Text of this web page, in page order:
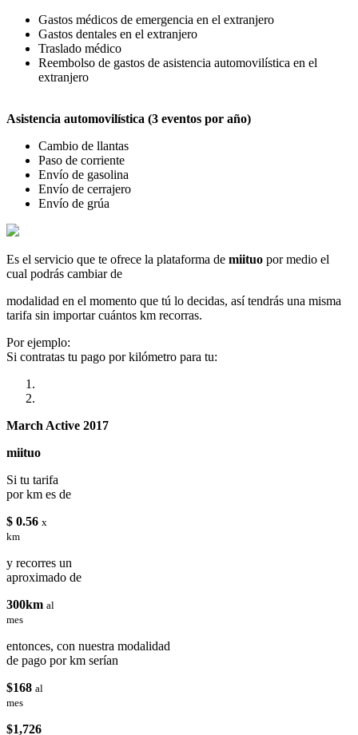
Gastos médicos de emergencia en el extranjero
Gastos dentales en el extranjero
Traslado médico
Reembolso de gastos de asistencia automovilística en el
extranjero
Asistencia automovilística (3 eventos por año)
Cambio de llantas
Paso de corriente
Envío de gasolina
Envío de cerrajero
Envío de grúa
Es el servicio que te ofrece la plataforma de miituo por medio el
cual podrás cambiar de
modalidad en el momento que tú lo decidas, así tendrás una misma
tarifa sin importar cuántos km recorras.
Por ejemplo:
Si contratas tu pago por kilómetro para tu:
March Active 2017
miituo
Si tu tarifa
por km es de
$ 0.56 x
km
y recorres un
aproximado de
300km al
mes
entonces, con nuestra modalidad
de pago por km serían
$168 al
mes
$1,726